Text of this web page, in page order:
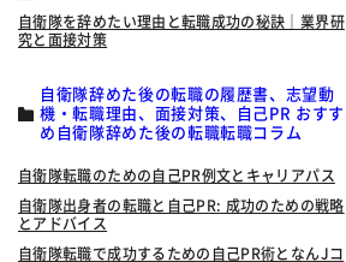
自衛隊を辞めたい理由と転職成功の秘訣｜業界研
究と面接対策
自衛隊辞めた後の転職の履歴書、志望動
機・転職理由、面接対策、自己PR おすす
め自衛隊辞めた後の転職転職コラム
自衛隊転職のための自己PR例文とキャリアパス
自衛隊出身者の転職と自己PR: 成功のための戦略
とアドバイス
自衛隊転職で成功するための自己PR術となんJコ